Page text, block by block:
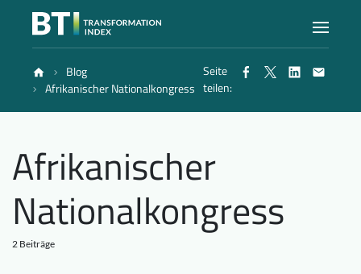
Index
Methode
Blog
Afrikanischer Nationalkongress
Seite
teilen:
Afrikanischer
Nationalkongress
2 Beiträge